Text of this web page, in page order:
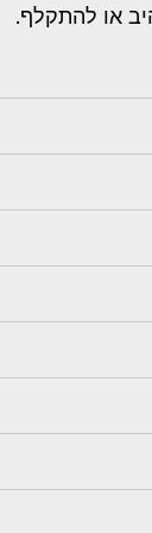
או להתקלף.